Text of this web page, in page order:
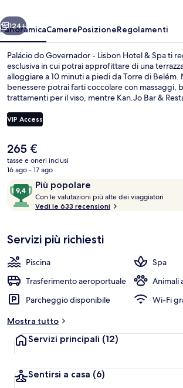
Hotel
&
Spa
Avanti
124+
PanoramicaCamerePosizioneRegolamenti
Palácio do Governador - Lisbon Hotel & Spa ti
esclusiva in cui potrai approfittare di una
alloggiare a 10 minuti a piedi da Torre di Belém.
benessere potrai farti coccolare con massaggi,
trattamenti per il viso, mentre Kan.Jo Bar &
assaggiare le specialità della cucina panasiatica.
forza di questo hotel di lusso sono una piscina
menzionano il personale gentile e la posizione
mezzi pubblici è facilissimo: Fermata dell’autobus
trova a pochi minuti di distanza, mentre Fermata
Pedrouços è a 5 min a piedi.
VIP Access
Il
prezzo
attuale
265 €
265 €
tasse e oneri inclusi
16 ago - 17 ago
RecensioniPiù popolare
9,4
su
10,
popolare
Con le valutazioni più alte dei viaggiatori
a
u
z
Vedi le 633 recensioni
Servizi più richiesti
Piscina
Spa
Trasferimento aeroportuale
Animali
Parcheggio disponibile
Wi-Fi
Mostra tutto
Servizi principali (12)
Sentirsi a casa (6)